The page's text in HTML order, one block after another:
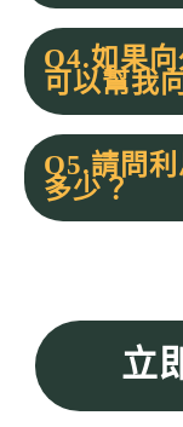
Q4.如果
可以幫我
Q5.請問
多少？
立